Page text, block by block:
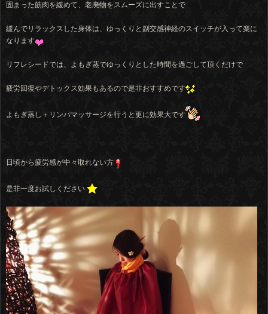
固まった筋肉を緩めて、老廃物をスムーズに出すことで
緩んでリラックスした身体は、ゆっくりと副交感神経のスイッチが入って楽に
なります
リフレシードでは、よもぎ蒸でゆっくりとした時間を過ごして頂くだけで
疲労回復やデトックス効果もあるので是非おすすめです
よもぎ蒸し＋リンパマッサージを行うと更に効果大です
日頃から疲労感が中々取れない方
是非一度お試しください